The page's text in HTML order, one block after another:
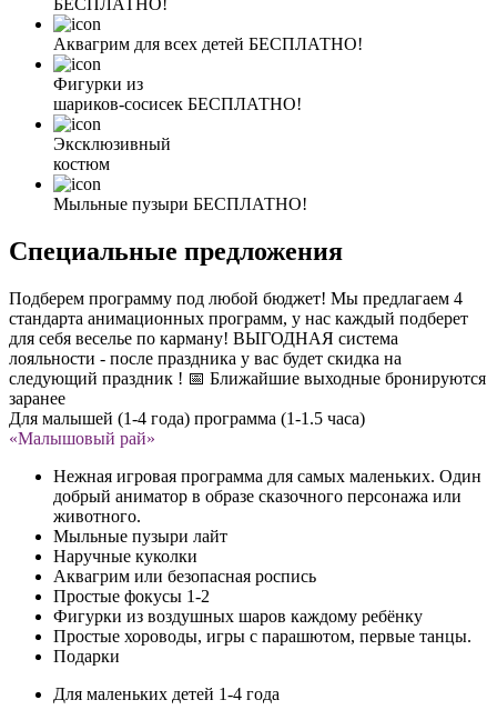
Аквагрим для всех детей БЕСПЛАТНО!
Фигурки из
шариков-сосисек БЕСПЛАТНО!
Эксклюзивный
костюм
Мыльные пузыри БЕСПЛАТНО!
Специальные предложения
Подберем программу под любой бюджет! Мы предлагаем 4
стандарта анимационных программ, у нас каждый подберет
для себя веселье по карману! ВЫГОДНАЯ система
лояльности - после праздника у вас будет скидка на
следующий праздник ! 📅 Ближайшие выходные бронируются
заранее
Для малышей (1-4 года) программа (1-1.5 часа)
«Малышовый рай»
Нежная игровая программа для самых маленьких. Один
добрый аниматор в образе сказочного персонажа или
животного.
Мыльные пузыри лайт
Наручные куколки
Аквагрим или безопасная роспись
Простые фокусы 1-2
Фигурки из воздушных шаров каждому ребёнку
Простые хороводы, игры с парашютом, первые танцы.
Подарки
Для маленьких детей 1-4 года